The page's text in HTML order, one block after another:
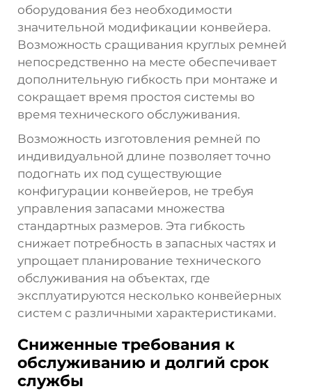
оборудования без необходимости
значительной модификации конвейера.
Возможность сращивания круглых ремней
непосредственно на месте обеспечивает
дополнительную гибкость при монтаже и
сокращает время простоя системы во
время технического обслуживания.
Возможность изготовления ремней по
индивидуальной длине позволяет точно
подогнать их под существующие
конфигурации конвейеров, не требуя
управления запасами множества
стандартных размеров. Эта гибкость
снижает потребность в запасных частях и
упрощает планирование технического
обслуживания на объектах, где
эксплуатируются несколько конвейерных
систем с различными характеристиками.
Сниженные требования к
обслуживанию и долгий срок
службы